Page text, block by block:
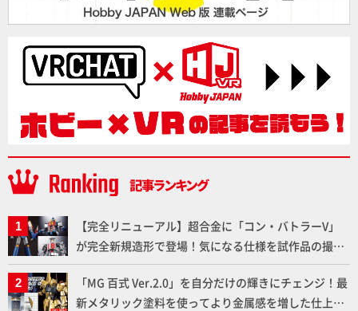
【完全リニューアル】超合金に「コン・バトラーV」
が完全新規造形で登場！気になる仕様を試作品の撮り
下ろしでご紹介!!さらに「大鉄人17」＆「ワンエイ
ト」セット情報もお届け！【超合金の魂】
「MG 百式 Ver.2.0」を自分だけの輝きにチェンジ！最
新メタリック塗料を使ってより金属感を増した仕上が